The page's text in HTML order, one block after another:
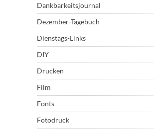
Dankbarkeitsjournal
Dezember-Tagebuch
Dienstags-Links
DIY
Drucken
Film
Fonts
Fotodruck